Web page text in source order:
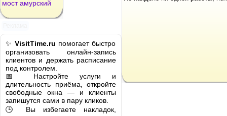
мост амурский
✨ VisitTime.ru помогает быстро
организовать онлайн-запись
клиентов и держать расписание
под контролем.
📅 Настройте услуги и
длительность приёма, откройте
свободные окна — и клиенты
запишутся сами в пару кликов.
🕒 Вы избегаете накладок,